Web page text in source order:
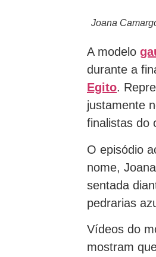
Joana
A modelo
durante a
Egito.
justamente
finalistas do
O episódio
nome,
sentada
pedrarias
Vídeos do
mostram